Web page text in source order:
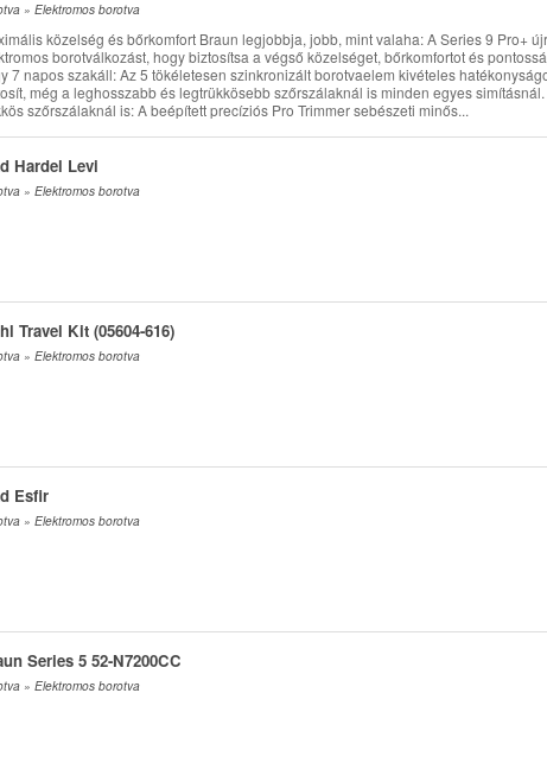
» Elektromos borotva
közelség és bőrkomfort Braun legjobbja, jobb, mint valaha: A Series 9 Pro+
borotválkozást, hogy biztosítsa a végső közelséget, bőrkomfortot és
7 napos szakáll: Az 5 tökéletesen szinkronizált borotvaelem kivételes
még a leghosszabb és legtrükkösebb szőrszálaknál is minden egyes
szőrszálaknál is: A beépített precíziós Pro Trimmer sebészeti minős...
Hardel Levi
» Elektromos borotva
Travel Kit (05604-616)
» Elektromos borotva
Esfir
» Elektromos borotva
Series 5 52-N7200CC
» Elektromos borotva